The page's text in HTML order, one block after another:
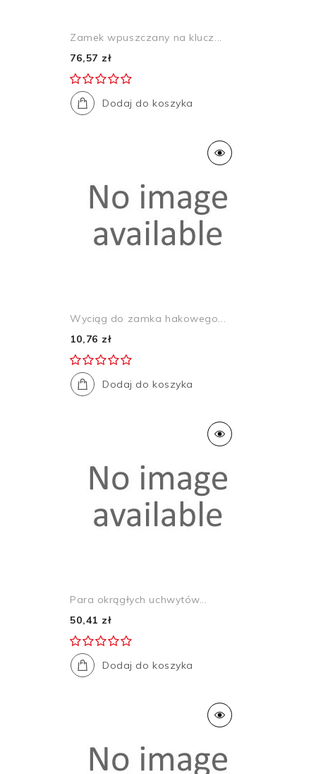
Zamek wpuszczany na klucz...
76,57 zł
Dodaj do koszyka
Wyciąg do zamka hakowego...
10,76 zł
Dodaj do koszyka
Para okrągłych uchwytów...
50,41 zł
Dodaj do koszyka